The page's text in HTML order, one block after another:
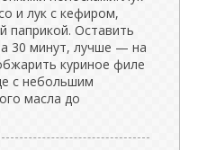
и лук с кефиром,
паприкой. Оставить
30 минут, лучше — на
куриное филе
с небольшим
масла до